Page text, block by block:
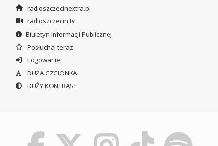
radioszczecinextra.pl
radioszczecin.tv
Biuletyn Informacji Publicznej
Posłuchaj teraz
Logowanie
DUŻA CZCIONKA
DUŻY KONTRAST